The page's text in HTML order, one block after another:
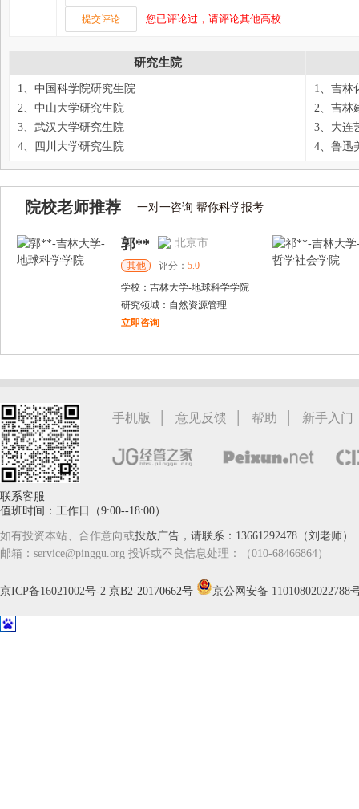
您已评论过，请评论其他高校
研究生院
1、中国科学院研究生院
2、中山大学研究生院
3、武汉大学研究生院
4、四川大学研究生院
1、吉林
2、吉林
3、大连
4、鲁迅
院校老师推荐 一对一咨询 帮你科学报考
郭** 北京市
其他 评分： 5.0
学校： 吉林大学-地球科学学院
研究领域： 自然资源管理
立即咨询
立即咨询
手机版 | 意见反馈 | 帮助 | 新手入门
联系客服
值班时间：工作日（9:00--18:00）
如有投资本站、合作意向或投放广告，请联系：13661292478（刘老师）
邮箱：service@pinggu.org 投诉或不良信息处理：（010-68466864）
京ICP备16021002号-2 京B2-20170662号 京公网安备 11010802022788